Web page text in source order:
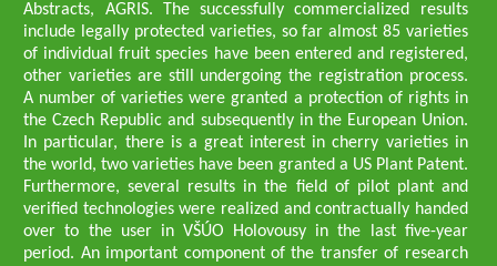
Abstracts, AGRIS. The successfully commercialized results
include legally protected varieties, so far almost 85 varieties
of individual fruit species have been entered and registered,
other varieties are still undergoing the registration process.
A number of varieties were granted a protection of rights in
the Czech Republic and subsequently in the European Union.
In particular, there is a great interest in cherry varieties in
the world, two varieties have been granted a US Plant Patent.
Furthermore, several results in the field of pilot plant and
verified technologies were realized and contractually handed
over to the user in VŠÚO Holovousy in the last five-year
period. An important component of the transfer of research